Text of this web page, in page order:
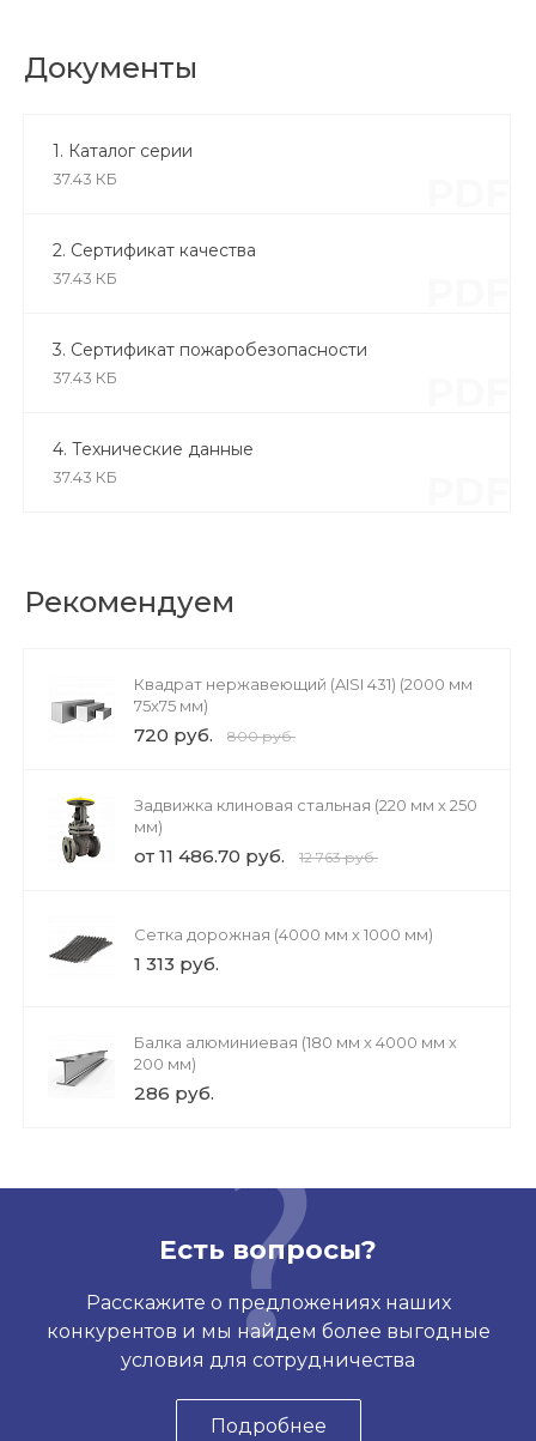
Документы
1. Каталог серии
37.43 КБ
2. Сертификат качества
37.43 КБ
3. Сертификат пожаробезопасности
37.43 КБ
4. Технические данные
37.43 КБ
Рекомендуем
Квадрат нержавеющий (AISI 431) (2000 мм
75x75 мм)
720 руб. 800 руб.
Задвижка клиновая стальная (220 мм х 250
мм)
от 11 486.70 руб. 12 763 руб.
Сетка дорожная (4000 мм х 1000 мм)
1 313 руб.
Балка алюминиевая (180 мм х 4000 мм х
200 мм)
286 руб.
Есть вопросы?
Расскажите о предложениях наших
конкурентов и мы найдем более выгодные
условия для сотрудничества
Подробнее